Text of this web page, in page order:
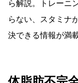
ら解説。トレーニ
らない、スタミナ
決できる情報が満